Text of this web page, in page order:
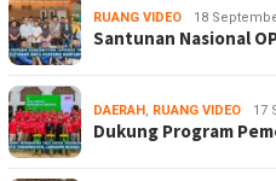
RUANG VIDEO 18
Santunan Nasional
DAERAH, RUANG VIDEO 17
Dukung Program